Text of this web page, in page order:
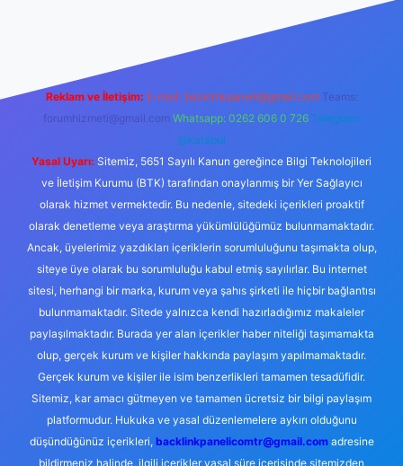
Reklam ve İletişim: E-mail: backlinkpaneli@gmail.com Teams:
forumhizmeti@gmail.com Whatsapp: 0262 606 0 726 Telegram:
@karabul
Yasal Uyarı: Sitemiz, 5651 Sayılı Kanun gereğince Bilgi Teknolojileri
ve İletişim Kurumu (BTK) tarafından onaylanmış bir Yer Sağlayıcı
olarak hizmet vermektedir. Bu nedenle, sitedeki içerikleri proaktif
olarak denetleme veya araştırma yükümlülüğümüz bulunmamaktadır.
Ancak, üyelerimiz yazdıkları içeriklerin sorumluluğunu taşımakta olup,
siteye üye olarak bu sorumluluğu kabul etmiş sayılırlar. Bu internet
sitesi, herhangi bir marka, kurum veya şahıs şirketi ile hiçbir bağlantısı
bulunmamaktadır. Sitede yalnızca kendi hazırladığımız makaleler
paylaşılmaktadır. Burada yer alan içerikler haber niteliği taşımamakta
olup, gerçek kurum ve kişiler hakkında paylaşım yapılmamaktadır.
Gerçek kurum ve kişiler ile isim benzerlikleri tamamen tesadüfidir.
Sitemiz, kar amacı gütmeyen ve tamamen ücretsiz bir bilgi paylaşım
platformudur. Hukuka ve yasal düzenlemelere aykırı olduğunu
düşündüğünüz içerikleri, backlinkpanelicomtr@gmail.comadresine
bildirmeniz halinde, ilgili içerikler yasal süre içerisinde sitemizden